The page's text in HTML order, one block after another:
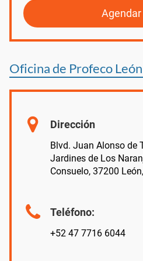
Oficina de Profeco León
Dirección
Blvd. Juan Alonso de
Jardines de Los
Consuelo, 37200
Teléfono:
+52 47 7716 6044